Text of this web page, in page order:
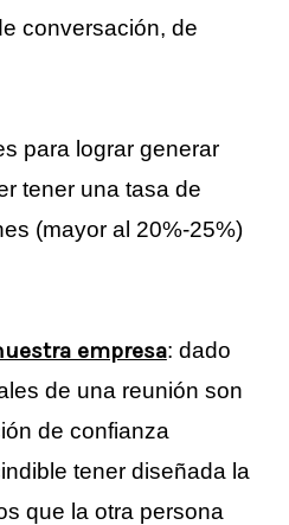
conversación, de
para lograr generar
tener una tasa de
(mayor al 20%-25%)
empresa: dado
de una reunión son
de confianza
tener diseñada la
que la otra persona